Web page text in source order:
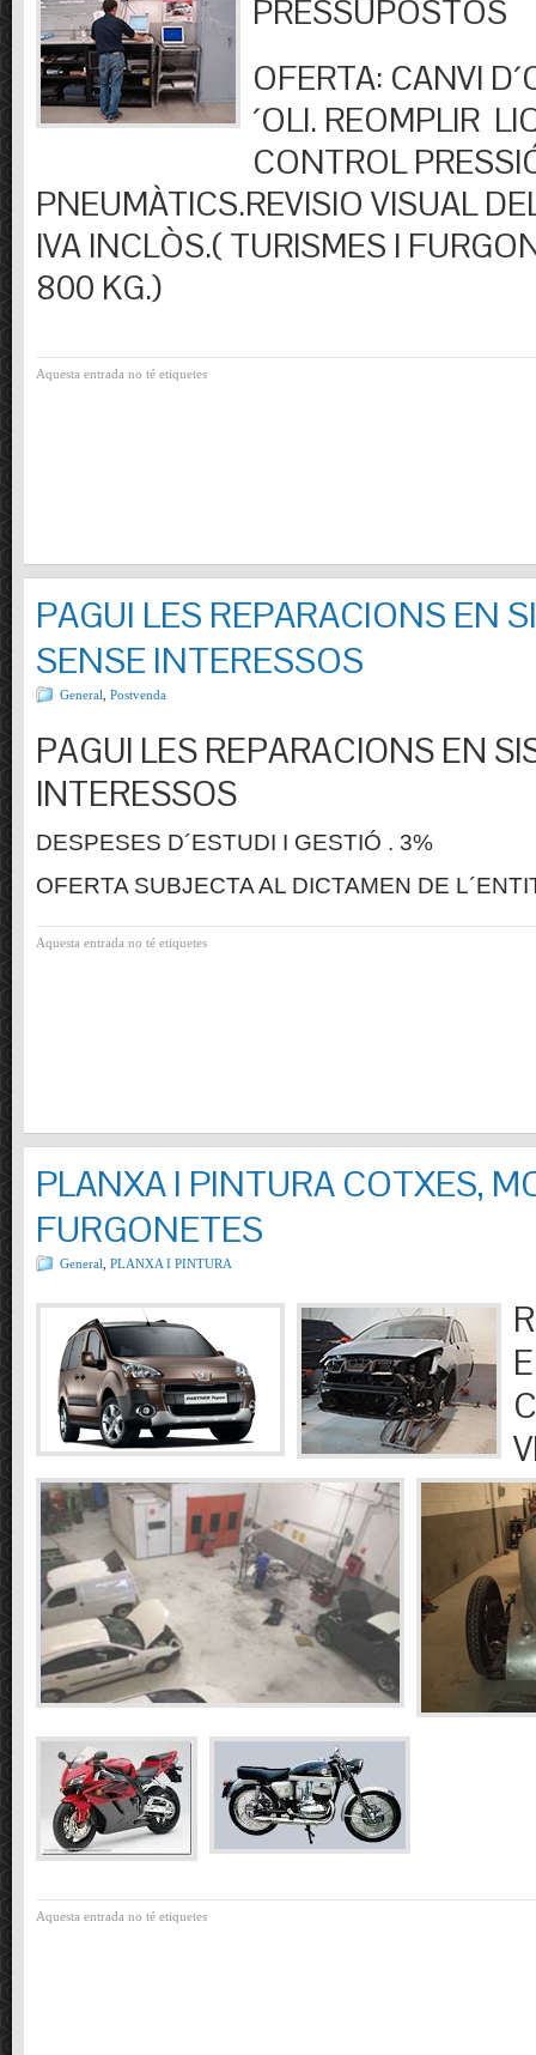
PRESSUPOSTOS
OFERTA: CANVI
´OLI. REOMPLIR
CONTROL
PNEUMÀTICS.REVISIO VISUAL
IVA INCLÒS.( TURISMES I
800 KG.)
Aquesta entrada no té etiquetes
PAGUI LES REPARACIONS EN
SENSE INTERESSOS
General Postvenda
PAGUI LES REPARACIONS EN
INTERESSOS
DESPESES D´ESTUDI I GESTIÓ . 3%
OFERTA SUBJECTA AL DICTAMEN DE
Aquesta entrada no té etiquetes
PLANXA I PINTURA COTXES,
FURGONETES
General PLANXA I PINTURA
Aquesta entrada no té etiquetes